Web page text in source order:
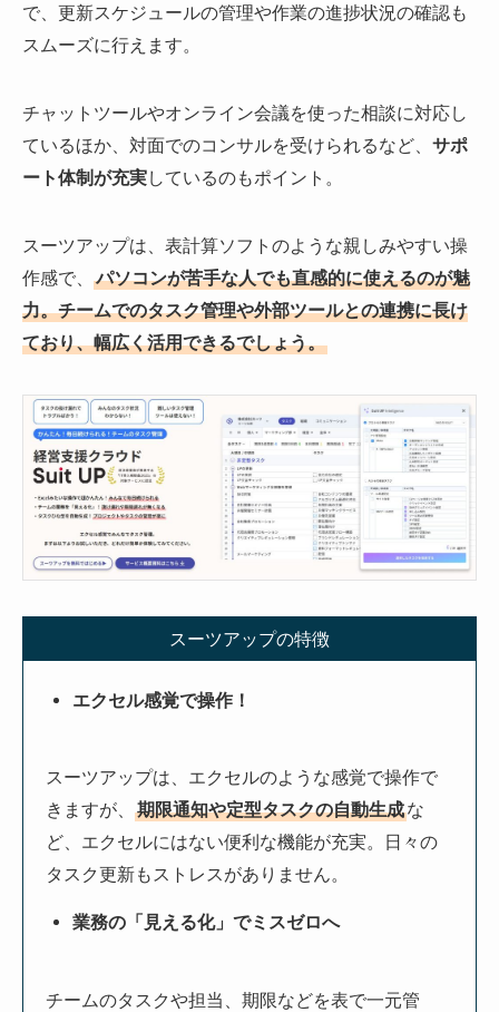
で、更新スケジュールの管理や作業の進捗状況の確認も
スムーズに行えます。
チャットツールやオンライン会議を使った相談に対応し
ているほか、対面でのコンサルを受けられるなど、 サポ
ート体制が充実しているのもポイント。
スーツアップは、表計算ソフトのような親しみやすい操
作感で、
パソコンが苦手な人でも直感的に使えるのが魅
力。チームでのタスク管理や外部ツールとの連携に長け
ており、幅広く活用できるでしょう。
スーツアップの特徴
エクセル感覚で操作！
スーツアップは、エクセルのような感覚で操作で
きますが、期限通知や定型タスクの自動生成な
ど、エクセルにはない便利な機能が充実。日々の
タスク更新もストレスがありません。
業務の「見える化」でミスゼロへ
チームのタスクや担当、期限などを表で一元管